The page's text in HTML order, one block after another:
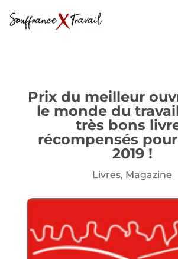
Prix du meilleur
le monde du
très bons
récompensés
2019 !
Livres, Magazine